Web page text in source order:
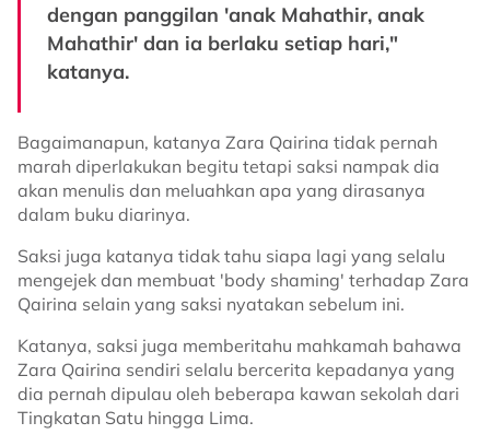
dengan panggilan 'anak Mahathir, anak
Mahathir' dan ia berlaku setiap hari,"
katanya.
Bagaimanapun, katanya Zara Qairina tidak pernah
marah diperlakukan begitu tetapi saksi nampak dia
akan menulis dan meluahkan apa yang dirasanya
dalam buku diarinya.
Saksi juga katanya tidak tahu siapa lagi yang selalu
mengejek dan membuat 'body shaming' terhadap Zara
Qairina selain yang saksi nyatakan sebelum ini.
Katanya, saksi juga memberitahu mahkamah bahawa
Zara Qairina sendiri selalu bercerita kepadanya yang
dia pernah dipulau oleh beberapa kawan sekolah dari
Tingkatan Satu hingga Lima.